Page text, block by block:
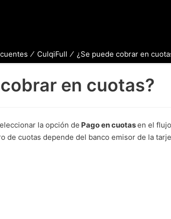
CulqiFull ¿Se puede cobrar en
en cuotas?
la opción de Pago en cuotasen el
de cuotas depende del banco emisor de la